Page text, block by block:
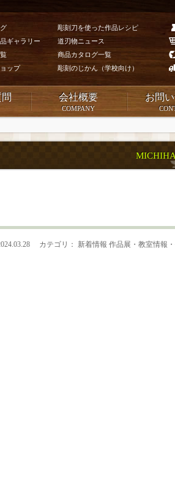
ギャラリー
ップ
彫刻刀を使った作品レシピ
道刃物ニュース
商品カタログ一覧
彫刻のじかん（学校向け）
問 会社概要
COMPANY
お問
カテゴリ： 新着情報 作品展・教室情報